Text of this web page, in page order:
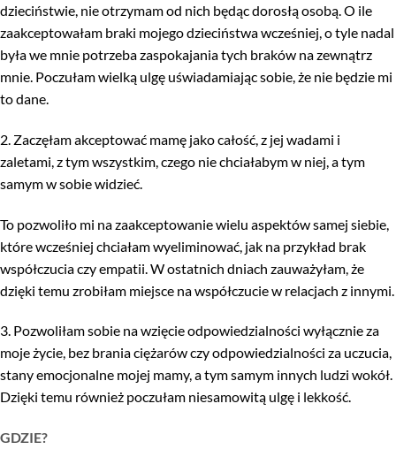
dzieciństwie, nie otrzymam od nich będąc dorosłą osobą. O ile
zaakceptowałam braki mojego dzieciństwa wcześniej, o tyle nadal
była we mnie potrzeba zaspokajania tych braków na zewnątrz
mnie. Poczułam wielką ulgę uświadamiając sobie, że nie będzie mi
to dane.
2. Zaczęłam akceptować mamę jako całość, z jej wadami i
zaletami, z tym wszystkim, czego nie chciałabym w niej, a tym
samym w sobie widzieć.
To pozwoliło mi na zaakceptowanie wielu aspektów samej siebie,
które wcześniej chciałam wyeliminować, jak na przykład brak
współczucia czy empatii. W ostatnich dniach zauważyłam, że
dzięki temu zrobiłam miejsce na współczucie w relacjach z innymi.
3. Pozwoliłam sobie na wzięcie odpowiedzialności wyłącznie za
moje życie, bez brania ciężarów czy odpowiedzialności za uczucia,
stany emocjonalne mojej mamy, a tym samym innych ludzi wokół.
Dzięki temu również poczułam niesamowitą ulgę i lekkość.
GDZIE?